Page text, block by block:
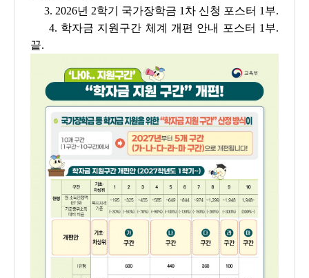
3. 2026년 2학기 국가장학금 1차 신청 포스터 1부.
4. 학자금 지원구간 체계 개편 안내 포스터 1부.
끝.